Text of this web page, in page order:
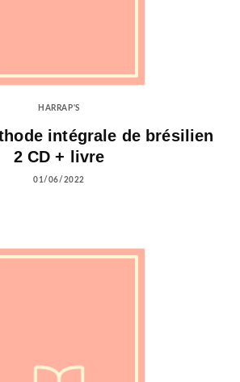
HARRAP'S
intégrale de brésilien
2 CD + livre
01/06/2022